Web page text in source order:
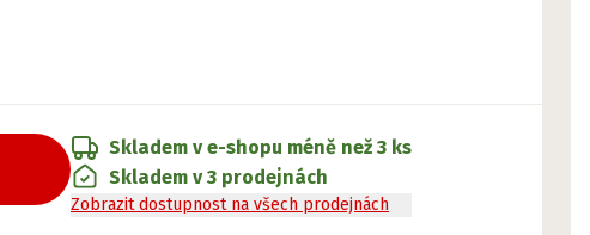
Skladem v e-shopu méně než 3 ks
Skladem v 3 prodejnách
Zobrazit dostupnost na všech prodejnách